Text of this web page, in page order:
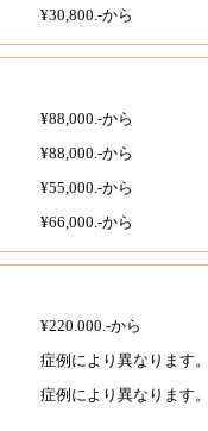
¥30,800.-から
¥88,000.-から
¥88,000.-から
¥55,000.-から
¥66,000.-から
¥220.000.-から
症例により異なります
症例により異なります